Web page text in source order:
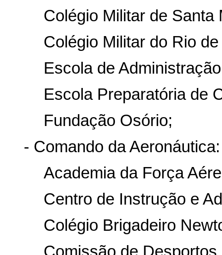
Colégio Militar de Santa
Colégio Militar do Rio
Escola de
Escola Preparatória de
Fundação Osório;
- Comando da Aeronáutica:
Academia da Força
Centro de Instrução e
Colégio Brigadeiro
Comissão de